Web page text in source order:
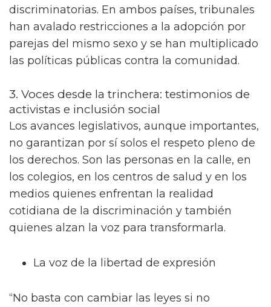
discriminatorias. En ambos países, tribunales
han avalado restricciones a la adopción por
parejas del mismo sexo y se han multiplicado
las políticas públicas contra la comunidad.
3. Voces desde la trinchera: testimonios de
activistas e inclusión social
Los avances legislativos, aunque importantes,
no garantizan por sí solos el respeto pleno de
los derechos. Son las personas en la calle, en
los colegios, en los centros de salud y en los
medios quienes enfrentan la realidad
cotidiana de la discriminación y también
quienes alzan la voz para transformarla.
La voz de la libertad de expresión
“No basta con cambiar las leyes si no